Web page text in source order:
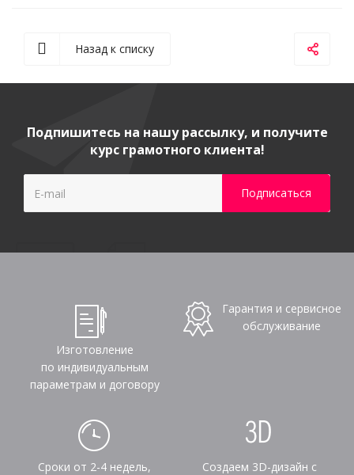
Назад к списку
Подпишитесь на нашу рассылку, и получите
курс грамотного клиента!
Изготовление
по индивидуальным
параметрам и договору
Гарантия и сервисное
обслуживание
Сроки от 2-4 недель,
Создаем 3D-дизайн с